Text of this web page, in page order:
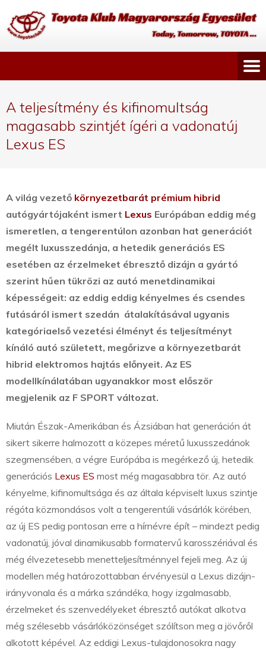
A teljesítmény és kifinomultság
magasabb szintjét ígéri a vadonatúj
Lexus ES
A világ vezető környezetbarát prémium hibrid
autógyártójaként ismert Lexus Európában eddig még
ismeretlen, a tengerentúlon azonban hat generációt
megélt luxusszedánja, a hetedik generációs ES
esetében az érzelmeket ébresztő dizájn a gyártó
szerint hűen tükrözi az autó menetdinamikai
képességeit: az eddig eddig kényelmes és csendes
futásáról ismert szedán átalakításával ugyanis
kategóriaelső vezetési élményt és teljesítményt
kínáló autó született, megőrizve a környezetbarát
hibrid elektromos hajtás előnyeit. Az ES
modellkínálatában ugyanakkor most először
megjelenik az F SPORT változat.
Miután Észak-Amerikában és Ázsiában hat generáción át
sikert sikerre halmozott a közepes méretű luxusszedánok
szegmensében, a végre Európába is megérkező új, hetedik
generációs Lexus ES most még magasabbra tör. Az autó
kényelme, kifinomultsága és az általa képviselt luxus szintje
régóta közmondásos volt a tengerentúli vásárlók körében,
az új ES pedig pontosan erre a hírnévre épít – mindezt pedig
vadonatúj, jóval dinamikusabb formatervű karosszériával és
még élvezetesebb menetteljesítménnyel fejeli meg. Az új
modellen még határozottabban érvényesül a Lexus dizájn-
irányvonala és a márka szándéka, hogy izgalmasabb,
érzelmeket és szenvedélyeket ébresztő autókat alkotva
még szélesebb vásárlóközönséget szólítson meg a jövőről
alkotott képével. Az eddigi Lexus-tulajdonosokra nagy